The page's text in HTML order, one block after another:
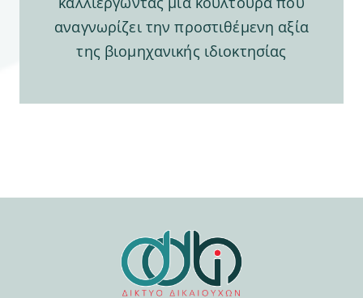
αναγνωρίζει την προστιθέμενη αξία
της βιομηχανικής ιδιοκτησίας